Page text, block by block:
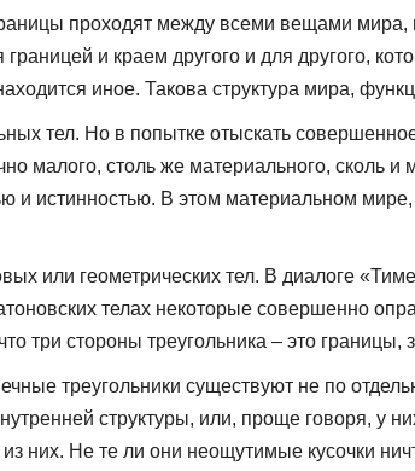
проходят между всеми вещами мира,
границей и краем другого и для другого,
иное. Такова структура мира,
тел. Но в попытке отыскать
малого, столь же материального,
и истинностью. В этом материальном
или геометрических тел. В диалоге
телах некоторые совершенно
три стороны треугольника – это границы,
треугольники существуют не по
структуры, или, проще говоря, у
из них. Не те ли они неощутимые кусочки